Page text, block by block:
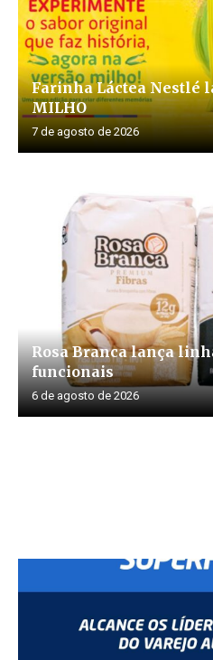
Farinha Láctea Nestlé
MILHO
7 de agosto de 2026
Rosa Branca lança
funcionais
6 de agosto de 2026